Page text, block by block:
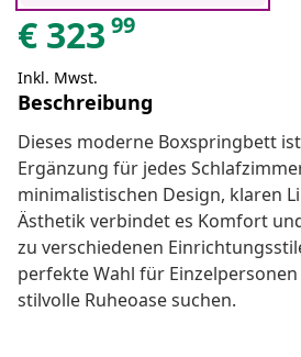
€ 323 99
Inkl. Mwst.
Beschreibung
Dieses moderne Boxspringbett
Ergänzung für jedes
minimalistischen Design, klaren
Ästhetik verbindet es Komfort
zu verschiedenen
perfekte Wahl für
stilvolle Ruheoase suchen.